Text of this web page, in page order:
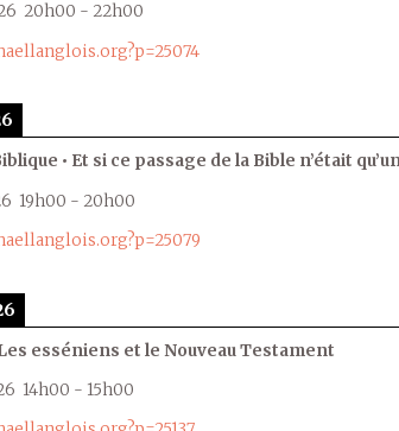
20h00 - 22h00
• Et si ce passage de la Bible n’était
19h00 - 20h00
esséniens et le Nouveau Testament
14h00 - 15h00